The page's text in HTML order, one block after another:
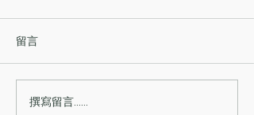
留言
撰寫留言......